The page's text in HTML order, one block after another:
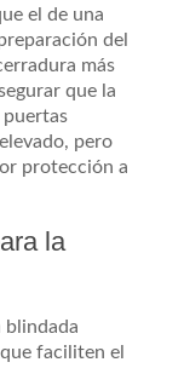
el de una
del
más
que la
puertas
pero
protección a
la
blindada
faciliten el